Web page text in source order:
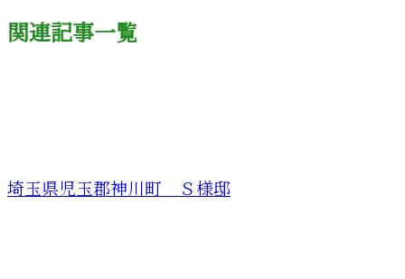
関連記事一覧
埼玉県児玉郡神川町 Ｓ様邸